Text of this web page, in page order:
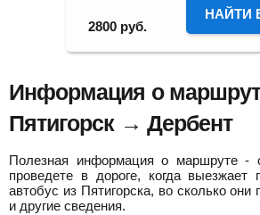
2800 руб.
НАЙТИ
Информация о
Пятигорск → Дербент
Полезная информация о маршруте -
проведете в дороге, когда выезжает
автобус из Пятигорска, во сколько
и другие сведения.